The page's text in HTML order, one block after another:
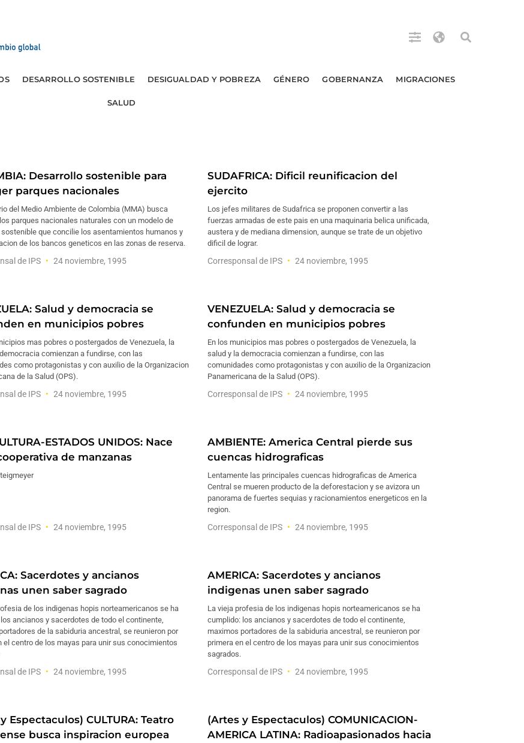
DESARROLLO SOSTENIBLE DESIGUALDAD Y POBREZA GÉNERO GOBERNANZA MIGRACIONES
SALUD
Desarrollo sostenible para
parques nacionales
del Medio Ambiente de Colombia (MMA) busca
parques nacionales naturales con un modelo de
que concilie los asentamientos humanos y
de los bancos geneticos en las zonas de reserva.
de IPS 24 noviembre, 1995
SUDAFRICA: Dificil reunificacion del
ejercito
Los jefes militares de Sudafrica se proponen convertir a las
fuerzas armadas de este pais en una maquinaria belica unificada,
austera y de mediana dimension, aunque se trate de un objetivo
dificil de lograr.
Corresponsal de IPS 24 noviembre, 1995
Salud y democracia se
en municipios pobres
mas pobres o postergados de Venezuela, la
comienzan a fundirse, con las
como protagonistas y con auxilio de la Organizacion
de la Salud (OPS).
de IPS 24 noviembre, 1995
VENEZUELA: Salud y democracia se
confunden en municipios pobres
En los municipios mas pobres o postergados de Venezuela, la
salud y la democracia comienzan a fundirse, con las
comunidades como protagonistas y con auxilio de la Organizacion
Panamericana de la Salud (OPS).
Corresponsal de IPS 24 noviembre, 1995
ESTADOS UNIDOS: Nace
de manzanas
de IPS 24 noviembre, 1995
AMBIENTE: America Central pierde sus
cuencas hidrograficas
Lentamente las principales cuencas hidrograficas de America
Central se mueren producto de la deforestacion y se avizora un
panorama de fuertes sequias y racionamientos energeticos en la
region.
Corresponsal de IPS 24 noviembre, 1995
Sacerdotes y ancianos
unen saber sagrado
de los indigenas hopis norteamericanos se ha
ancianos y sacerdotes de todo el continente,
de la sabiduria ancestral, se reunieron por
el centro de los mayas para unir sus conocimientos
de IPS 24 noviembre, 1995
AMERICA: Sacerdotes y ancianos
indigenas unen saber sagrado
La vieja profesia de los indigenas hopis norteamericanos se ha
cumplido: los ancianos y sacerdotes de todo el continente,
maximos portadores de la sabiduria ancestral, se reunieron por
primera en el centro de los mayas para unir sus conocimientos
sagrados.
Corresponsal de IPS 24 noviembre, 1995
Espectaculos) CULTURA: Teatro
busca inspiracion europea
(Artes y Espectaculos) COMUNICACION-
AMERICA LATINA: Radioapasionados hacia